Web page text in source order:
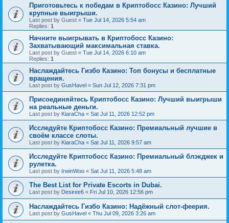
Приготовьтесь к победам в Криптобосс Казино: Лучший
крупные выигрыши.
Last post by Guest « Tue Jul 14, 2026 5:54 am
Replies: 1
Начните выигрывать в Криптобосс Казино:
Захватывающий максимальная ставка.
Last post by Guest « Tue Jul 14, 2026 6:10 am
Replies: 1
Наслаждайтесь Гизбо Казино: Топ бонусы и бесплатные
вращения.
Last post by GusHavel « Sun Jul 12, 2026 7:31 pm
Присоединяйтесь Криптобосс Казино: Лучший выигрыши
на реальные деньги.
Last post by KiaraCha « Sat Jul 11, 2026 12:52 pm
Исследуйте Криптобосс Казино: Премиальный лучшие в
своём классе слоты.
Last post by KiaraCha « Sat Jul 11, 2026 9:57 am
Исследуйте Криптобосс Казино: Премиальный блэкджек и
рулетка.
Last post by IrwinWoo « Sat Jul 11, 2026 5:48 am
The Best List for Private Escorts in Dubai.
Last post by Desiree6 « Fri Jul 10, 2026 12:56 pm
Наслаждайтесь Гизбо Казино: Надёжный слот-феерия.
Last post by GusHavel « Thu Jul 09, 2026 3:26 am